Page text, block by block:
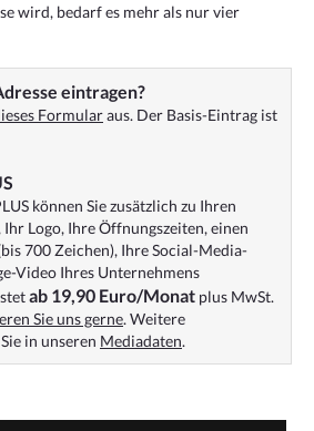
wird, bedarf es mehr als nur vier
eintragen?
Formularaus. Der Basis-Eintrag ist
können Sie zusätzlich zu Ihren
Logo, Ihre Öffnungszeiten, einen
700 Zeichen), Ihre Social-Media-
Video Ihres Unternehmens
ab 19,90 Euro/Monat plus MwSt.
Sie uns gerne. Weitere
in unseren Mediadaten.